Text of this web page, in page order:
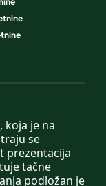
koja je na
se
prezentacija
tačne
podložan je